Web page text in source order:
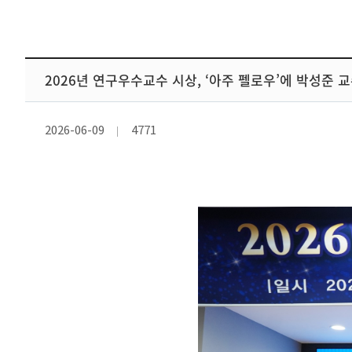
2026년 연구우수교수 시상, ‘아주 펠로우’에 박성준
2026-06-09 4771